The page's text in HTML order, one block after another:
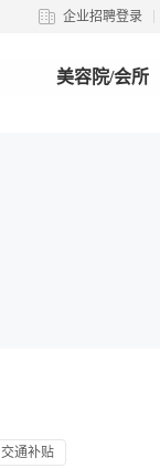
企业招聘登录
美容院/会所
交通补贴